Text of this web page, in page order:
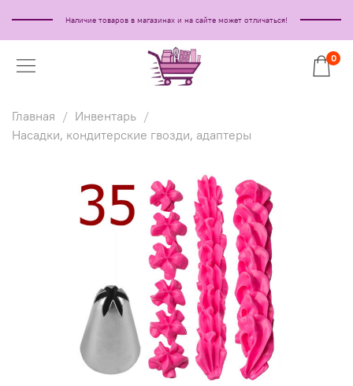
Наличие товаров в магазинах и на сайте может отличаться!
0
Главная
Инвентарь
Насадки, кондитерские гвозди, адаптеры